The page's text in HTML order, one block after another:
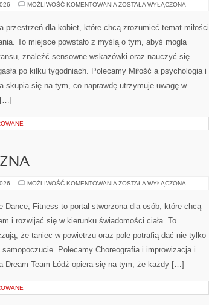
MOŻLIWOŚĆ KOMENTOWANIA RANDKI
ZOSTAŁA WYŁĄCZONA
przestrzeń dla kobiet, które chcą zrozumieć temat miłości
To miejsce powstało z myślą o tym, abyś mogła
znaleźć sensowne wskazówki oraz nauczyć się
po kilku tygodniach. Polecamy Miłość a psychologia i
skupia się na tym, co naprawdę utrzymuje uwagę w
[…]
MOŻLIWOŚĆ KOMENTOWANIA TECHNIKA
ZOSTAŁA WYŁĄCZONA
Dance, Fitness to portal stworzona dla osób, które chcą
i rozwijać się w kierunku świadomości ciała. To
że taniec w powietrzu oraz pole potrafią dać nie tylko
Polecamy Choreografia i improwizacja i
Dream Team Łódź opiera się na tym, że każdy […]